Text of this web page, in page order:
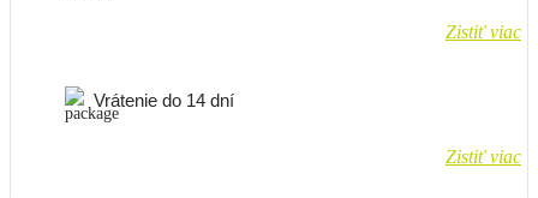
Zistiť viac
Vrátenie do 14 dní
Zistiť viac